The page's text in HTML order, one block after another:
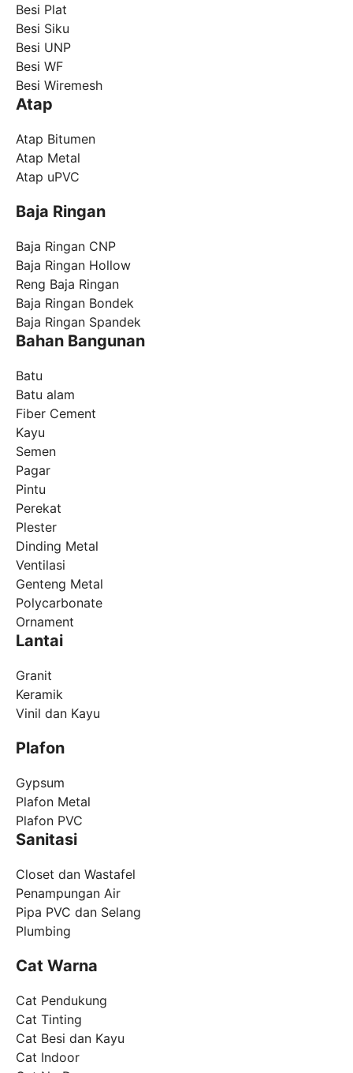
Besi Plat
Besi Siku
Besi UNP
Besi WF
Besi Wiremesh
Atap
Atap Bitumen
Atap Metal
Atap uPVC
Baja Ringan
Baja Ringan CNP
Baja Ringan Hollow
Reng Baja Ringan
Baja Ringan Bondek
Baja Ringan Spandek
Bahan Bangunan
Batu
Batu alam
Fiber Cement
Kayu
Semen
Pagar
Pintu
Perekat
Plester
Dinding Metal
Ventilasi
Genteng Metal
Polycarbonate
Ornament
Lantai
Granit
Keramik
Vinil dan Kayu
Plafon
Gypsum
Plafon Metal
Plafon PVC
Sanitasi
Closet dan Wastafel
Penampungan Air
Pipa PVC dan Selang
Plumbing
Cat Warna
Cat Pendukung
Cat Tinting
Cat Besi dan Kayu
Cat Indoor